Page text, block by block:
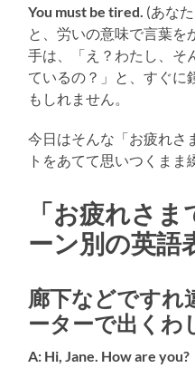
You must be tired. (あな
と、労いの意味で言葉を
手は、「え？わたし、そ
ているの？」と、すぐに
もしれません。
今日はそんな「お疲れさ
トをあてて思いつくまま
「お疲れさ
ーン別の英語
廊下などですれ
ーターで出くわ
A: Hi, Jane. How are you?